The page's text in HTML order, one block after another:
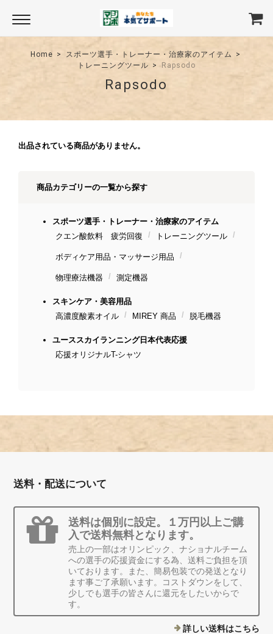
Home
スポーツ選手・トレーナー・治療家のアイテム
トレーニングツール
Rapsodo
Rapsodo
出品されている商品がありません。
商品カテゴリーの一覧から探す
スポーツ選手・トレーナー・治療家のアイテム
クエン酸飲料 疲労回復
トレーニングツール
ボディケア用品・マッサージ用品
物理療法機器 測定機器
スキンケア・美容用品
高濃度酸素オイル
MIREY 商品 脱毛機器
ユーススカイランニング日本代表応援
応援オリジナルT-シャツ
送料・配送について
送料は個別に設定。１万円以上ご購
入で送料無料となります。
売上の一部はオリンピック、ナショナルチーム
への選手の応援資金にする為、送料ご負担を頂
いております。また、簡易包装での発送となり
ます事ご了承願います。コストダウンをして、
少しでも選手の皆さんに還元をしたいからで
す。
詳しい送料はこちら